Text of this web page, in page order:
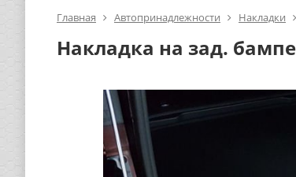
Главная Автопринадлежности Накладки
Накладка на зад.